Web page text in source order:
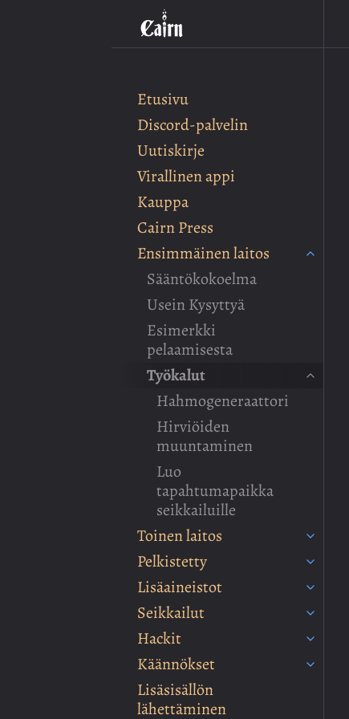
Etusivu
Discord-palvelin
Uutiskirje
Virallinen appi
Kauppa
Cairn Press
Ensimmäinen laitos
Sääntökokoelma
Usein Kysyttyä
Esimerkki
pelaamisesta
Työkalut
Hahmogeneraattori
Hirviöiden
muuntaminen
Luo
tapahtumapaikka
seikkailuille
Toinen laitos
Pelkistetty
Lisäaineistot
Seikkailut
Hackit
Käännökset
Lisäsisällön
lähettäminen